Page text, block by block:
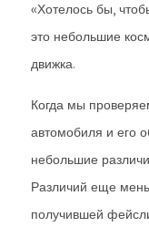
«Хотелось бы,
это небольшие
движка.
Когда мы
автомобиля и его
небольшие
Различий еще
получившей